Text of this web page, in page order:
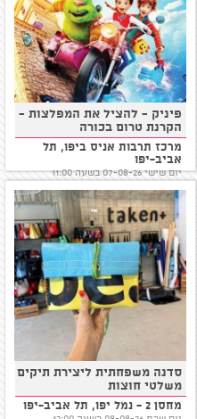
פיניק - להציל את המפלצות -
הקרנת טרום בכורה
מרכז תרבות אניס ביפו, תל
אביב-יפו
יום שישי 07-08-26 בשעה 11:00
סדנה משפחתית ליצירת תיקים
משלטי חוצות
מחסן 2 - נמל יפו, תל אביב-יפו